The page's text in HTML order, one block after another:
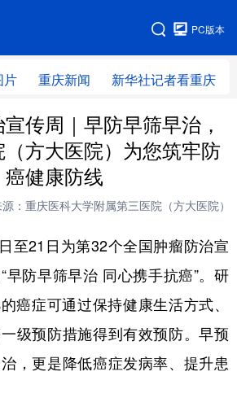
PC版本
片 重庆新闻 新华社记者看重庆
网站地图
传周｜早防早筛早治，
方大医院）为您筑牢防
癌健康防线
：重庆医科大学附属第三医院（方大医院）
21日为第32个全国肿瘤防治宣
早防早筛早治 同心携手抗癌”。研
癌症可通过保持健康生活方式、
级预防措施得到有效预防。早预
，更是降低癌症发病率、提升患